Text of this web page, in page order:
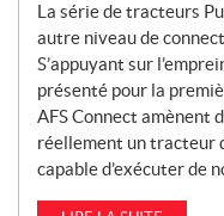
La série de tracteurs
autre niveau de
S’appuyant sur
présenté pour la
AFS Connect amènent
réellement un tracteur
capable d’exécuter de